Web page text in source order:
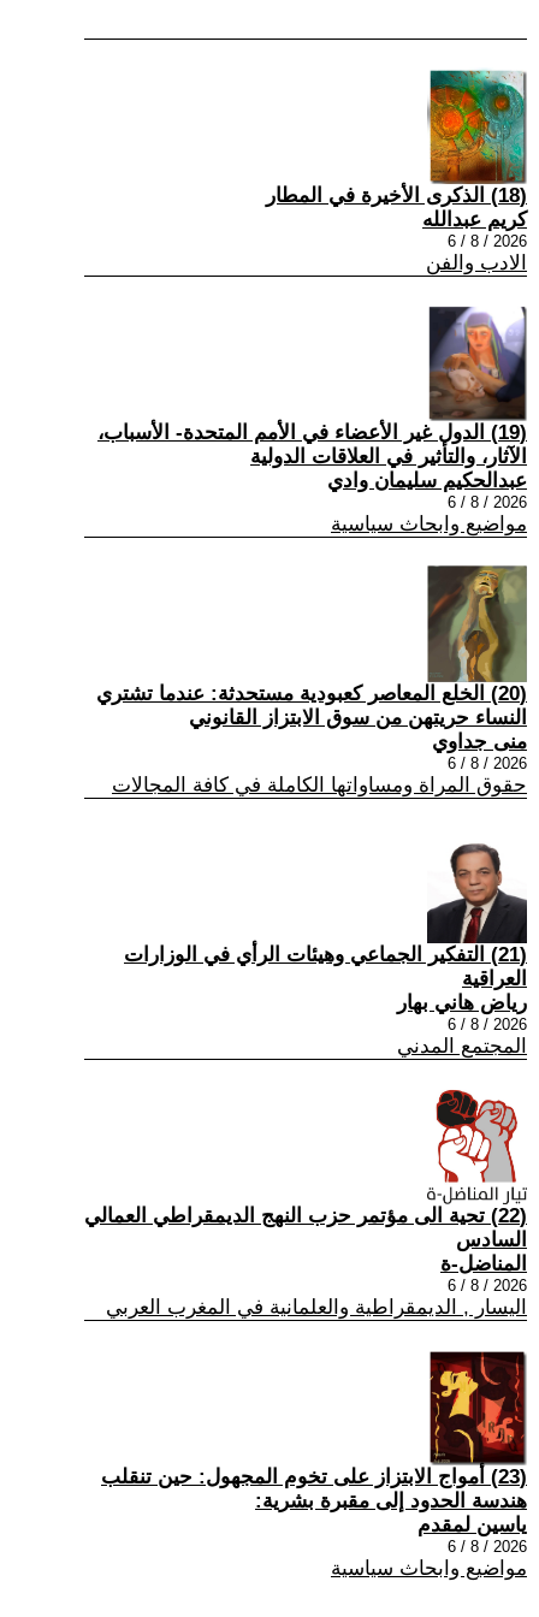
(18) الذكرى الأخيرة في المطار
كريم عبدالله
2026 / 8 / 6
الادب والفن
(19) الدول غير الأعضاء في الأمم المتحدة- الأسباب،
الآثار، والتأثير في العلاقات الدولية
عبدالحكيم سليمان وادي
2026 / 8 / 6
مواضيع وابحاث سياسية
(20) الخلع المعاصر كعبودية مستحدثة: عندما تشتري
النساء حريتهن من سوق الابتزاز القانوني
منى جداوي
2026 / 8 / 6
حقوق المراة ومساواتها الكاملة في كافة المجالات
(21) التفكير الجماعي وهيئات الرأي في الوزارات
العراقية
رياض هاني بهار
2026 / 8 / 6
المجتمع المدني
(22) تحية الى مؤتمر حزب النهج الديمقراطي العمالي
السادس
المناضل-ة
2026 / 8 / 6
اليسار , الديمقراطية والعلمانية في المغرب العربي
(23) أمواج الابتزاز على تخوم المجهول: حين تنقلب
هندسة الحدود إلى مقبرة بشرية:
ياسين لمقدم
2026 / 8 / 6
مواضيع وابحاث سياسية